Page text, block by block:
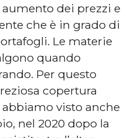
dei prezzi e
che è in grado di
Le materie
quando
Per questo
copertura
abbiamo visto anche
nel 2020 dopo la